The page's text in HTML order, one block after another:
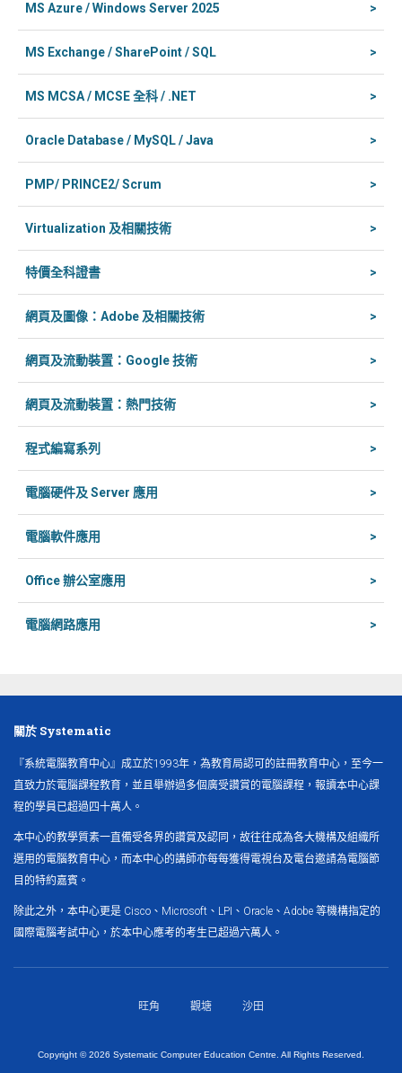
MS Azure / Windows Server 2025 >
MS Exchange / SharePoint / SQL >
MS MCSA / MCSE 全科 / .NET >
Oracle Database / MySQL / Java >
PMP/ PRINCE2/ Scrum >
Virtualization 及相關技術 >
特價全科證書 >
網頁及圖像：Adobe 及相關技術 >
網頁及流動裝置：Google 技術 >
網頁及流動裝置：熱門技術 >
程式編寫系列 >
電腦硬件及 Server 應用 >
電腦軟件應用 >
Office 辦公室應用 >
電腦網路應用 >
關於 Systematic
『系統電腦教育中心』成立於1993年，為教育局認可的註冊教育中心，至今一
直致力於電腦課程教育，並且舉辦過多個廣受讚賞的電腦課程，報讀本中心課
程的學員已超過四十萬人。
本中心的教學質素一直備受各界的讚賞及認同，故往往成為各大機構及組織所
選用的電腦教育中心，而本中心的講師亦每每獲得電視台及電台邀請為電腦節
目的特約嘉賓。
除此之外，本中心更是 Cisco、Microsoft、LPI、Oracle、Adobe 等機構指定的
國際電腦考試中心，於本中心應考的考生已超過六萬人。
旺角 觀塘 沙田
Copyright ©2026 Systematic Computer Education Centre. All Rights Reserved.